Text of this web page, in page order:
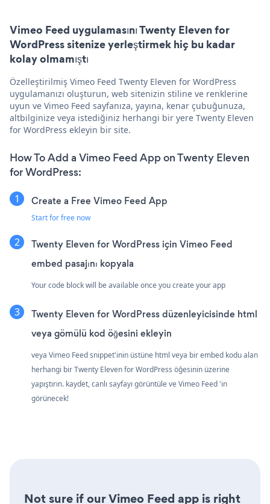
Vimeo Feed uygulamasını Twenty Eleven for
WordPress sitenize yerleştirmek hiç bu kadar
kolay olmamıştı
Özelleştirilmiş Vimeo Feed Twenty Eleven for WordPress
uygulamanızı oluşturun, web sitenizin stiline ve renklerine
uyun ve Vimeo Feed sayfanıza, yayına, kenar çubuğunuza,
altbilginize veya istediğiniz herhangi bir yere Twenty Eleven
for WordPress ekleyin bir site.
How To Add a Vimeo Feed App on Twenty Eleven
for WordPress:
Create a Free Vimeo Feed App
Start for free now
Twenty Eleven for WordPress için Vimeo Feed
embed pasajını kopyala
Your code block will be available once you create your app
Twenty Eleven for WordPress düzenleyicisinde html
veya gömülü kod öğesini ekleyin
veya Vimeo Feed snippet'inin üstüne html veya bir embed kodu alan
herhangi bir Twenty Eleven for WordPress öğesinin üzerine
yapıştırın. kaydet, canlı sayfayı görüntüle ve Vimeo Feed 'in
görünecek!
Not sure if our Vimeo Feed app is right